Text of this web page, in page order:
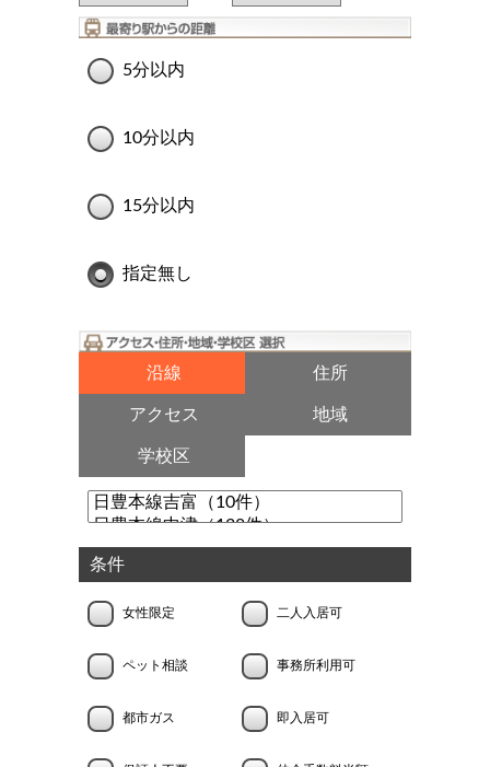
5分以内
10分以内
15分以内
指定無し
沿線 住所
アクセス 地域
学校区
条件
女性限定 二人入居可
ペット相談 事務所利用可
都市ガス 即入居可